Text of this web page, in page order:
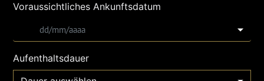
Voraussichtliches Ankunftsdatum
Aufenthaltsdauer